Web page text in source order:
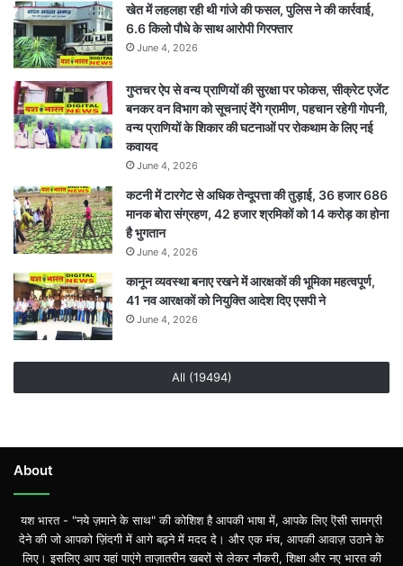
विभाग
ने
बिठाई
जांच
खेत में लहलहा रही थी गांजे की फसल, पुलिस ने की कार्रवाई,
6.6 किलो पौधे के साथ आरोपी गिरफ्तार
June 4, 2026
गुप्तचर ऐप से वन्य प्राणियों की सुरक्षा पर फोकस, सीक्रेट एजेंट
बनकर वन विभाग को सूचनाएं देेंगे ग्रामीण, पहचान रहेगी गोपनी,
वन्य प्राणियों के शिकार की घटनाओं पर रोकथाम के लिए नई
कवायद
June 4, 2026
कटनी में टारगेट से अधिक तेन्दूपत्ता की तुड़ाई, 36 हजार 686
मानक बोरा संग्रहण, 42 हजार श्रमिकों को 14 करोड़ का होना
है भुगतान
June 4, 2026
कानून व्यवस्था बनाए रखने में आरक्षकों की भूमिका महत्वपूर्ण,
41 नव आरक्षकों को नियुक्ति आदेश दिए एसपी ने
June 4, 2026
All (19494)
About
यश भारत - "नये ज़माने के साथ" की कोशिश है आपकी भाषा में, आपके लिए ऎसी सामग्री
देने की जो आपको ज़िंदगी में आगे बढ़ने में मदद दे। और एक मंच, आपकी आवाज़ उठाने के
लिए। इसलिए आप यहां पाएंगे ताज़ातरीन खबरों से लेकर नौकरी, शिक्षा और नए भारत की